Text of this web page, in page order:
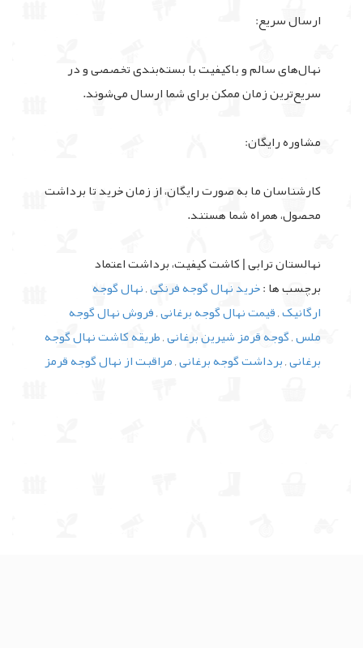
ارسال سریع:
نهال‌های سالم و باکیفیت با بسته‌بندی تخصصی و در
سریع‌ترین زمان ممکن برای شما ارسال می‌شوند.
مشاوره رایگان:
کارشناسان ما به صورت رایگان، از زمان خرید تا برداشت
محصول، همراه شما هستند.
نهالستان ترابی | کاشت کیفیت، برداشت اعتماد
برچسب ها :خرید نهال گوجه فرنگی,نهال گوجه
ارگانیک,قیمت نهال گوجه برغانی,فروش نهال گوجه
ملس,گوجه قرمز شیرین برغانی,طریقه کاشت نهال گوجه
برغانی,برداشت گوجه برغانی,مراقبت از نهال گوجه قرمز